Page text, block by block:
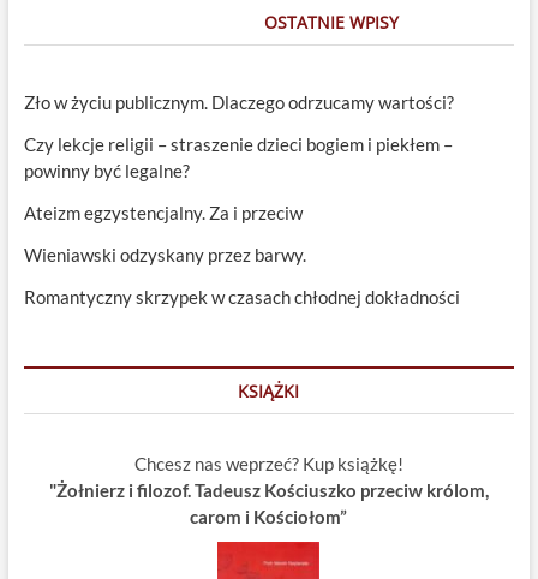
OSTATNIE WPISY
Zło w życiu publicznym. Dlaczego odrzucamy wartości?
Czy lekcje religii – straszenie dzieci bogiem i piekłem –
powinny być legalne?
Ateizm egzystencjalny. Za i przeciw
Wieniawski odzyskany przez barwy.
Romantyczny skrzypek w czasach chłodnej dokładności
KSIĄŻKI
Chcesz nas weprzeć? Kup książkę!
"Żołnierz i filozof. Tadeusz Kościuszko przeciw królom,
carom i Kościołom”